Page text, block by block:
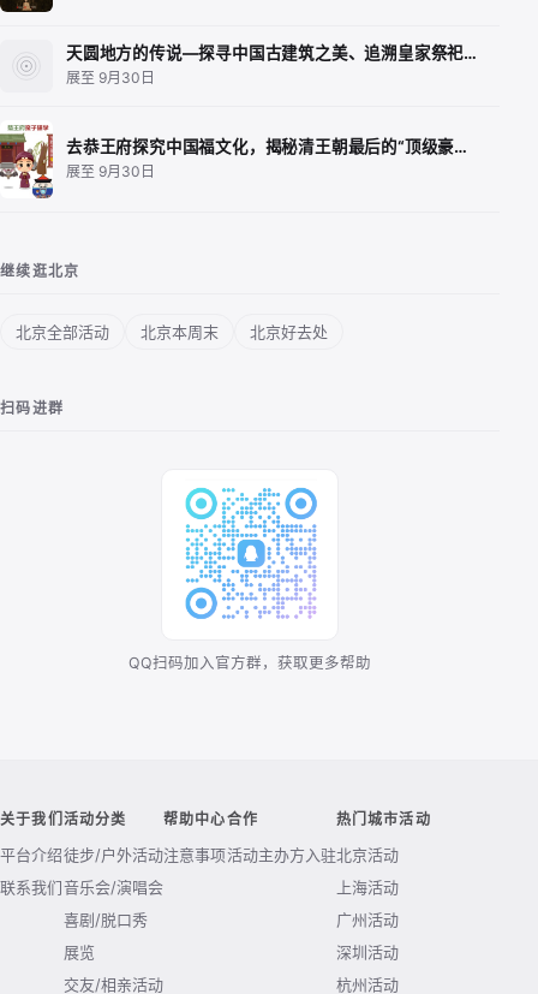
天圆地方的传说—探寻中国古建筑之美、追溯皇家祭祀…
展至 9月30日
去恭王府探究中国福文化，揭秘清王朝最后的“顶级豪…
展至 9月30日
继续逛北京
北京全部活动 北京本周末 北京好去处
扫码进群
QQ扫码加入官方群，获取更多帮助
关于我们
平台介绍
联系我们
活动分类
徒步/户外活动
音乐会/演唱会
喜剧/脱口秀
展览
交友/相亲活动
帮助中心
注意事项
合作
活动主办方入驻
热门城市活动
北京活动
上海活动
广州活动
深圳活动
杭州活动